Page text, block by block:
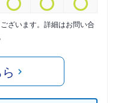
ざいます。詳細はお問い合